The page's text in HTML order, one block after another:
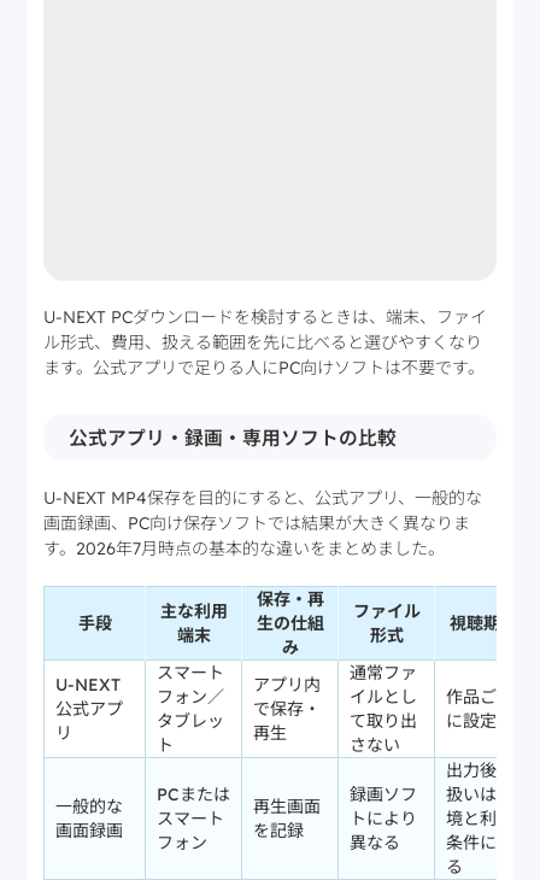
U-NEXT PCダウンロードを検討するときは、端末、ファイ
ル形式、費用、扱える範囲を先に比べると選びやすくなり
ます。公式アプリで足りる人にPC向けソフトは不要です。
公式アプリ・録画・専用ソフトの比較
U-NEXT MP4保存を目的にすると、公式アプリ、一般的な
画面録画、PC向け保存ソフトでは結果が大きく異なりま
す。2026年7月時点の基本的な違いをまとめました。
手段
主な利用
端末
保存・再
生の仕組
み
ファイル
形式
視聴期限
U-NEXT
公式アプ
リ
スマート
フォン／
タブレッ
ト
アプリ内
で保存・
再生
通常ファ
イルとし
て取り出
さない
作品ごと
に設定
一般的な
画面録画
PCまたは
スマート
フォン
再生画面
を記録
録画ソフ
トにより
異なる
出力後の
扱いは環
境と利用
条件によ
る